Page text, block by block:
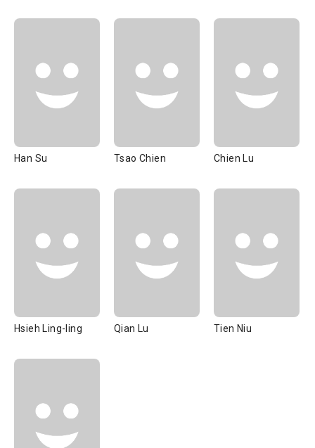
Han Su Tsao Chien Chien Lu
Hsieh Ling-ling Qian Lu Tien Niu